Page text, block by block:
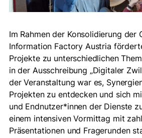
Im Rahmen der Konsolidierung der
Information Factory Austria
Projekte zu unterschiedlichen
in der Ausschreibung „Digitaler
der Veranstaltung war es,
Projekten zu entdecken und sich
und Endnutzer*innen der Dienste
einem intensiven Vormittag mit
Präsentationen und Fragerunden